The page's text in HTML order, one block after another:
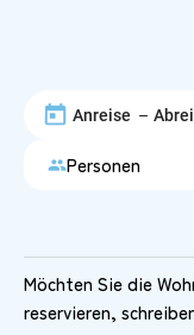
–
peoplePersonen
Möchten Sie die
reservieren,